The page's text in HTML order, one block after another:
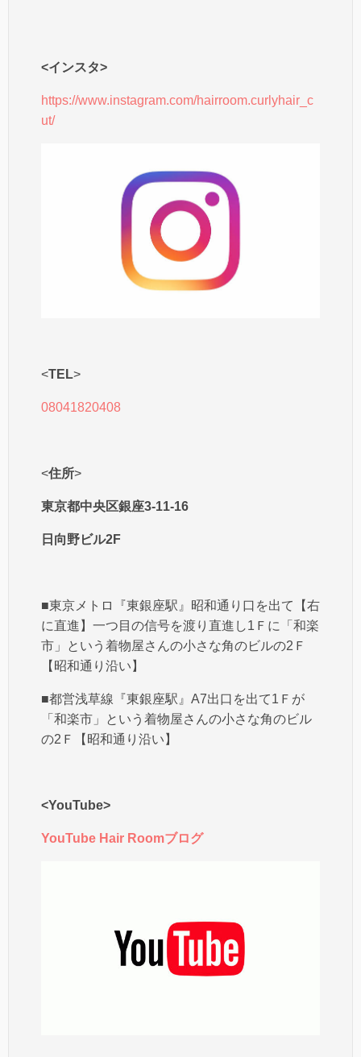
<インスタ>
https://www.instagram.com/hairroom.curlyhair_c
ut/
<TEL>
08041820408
<住所>
東京都中央区銀座3-11-16
日向野ビル2F
■東京メトロ『東銀座駅』昭和通り口を出て【右
に直進】一つ目の信号を渡り直進し1Ｆに「和楽
市」という着物屋さんの小さな角のビルの2Ｆ
【昭和通り沿い】
■都営浅草線『東銀座駅』A7出口を出て1Ｆが
「和楽市」という着物屋さんの小さな角のビル
の2Ｆ【昭和通り沿い】
<YouTube>
YouTube Hair Roomブログ